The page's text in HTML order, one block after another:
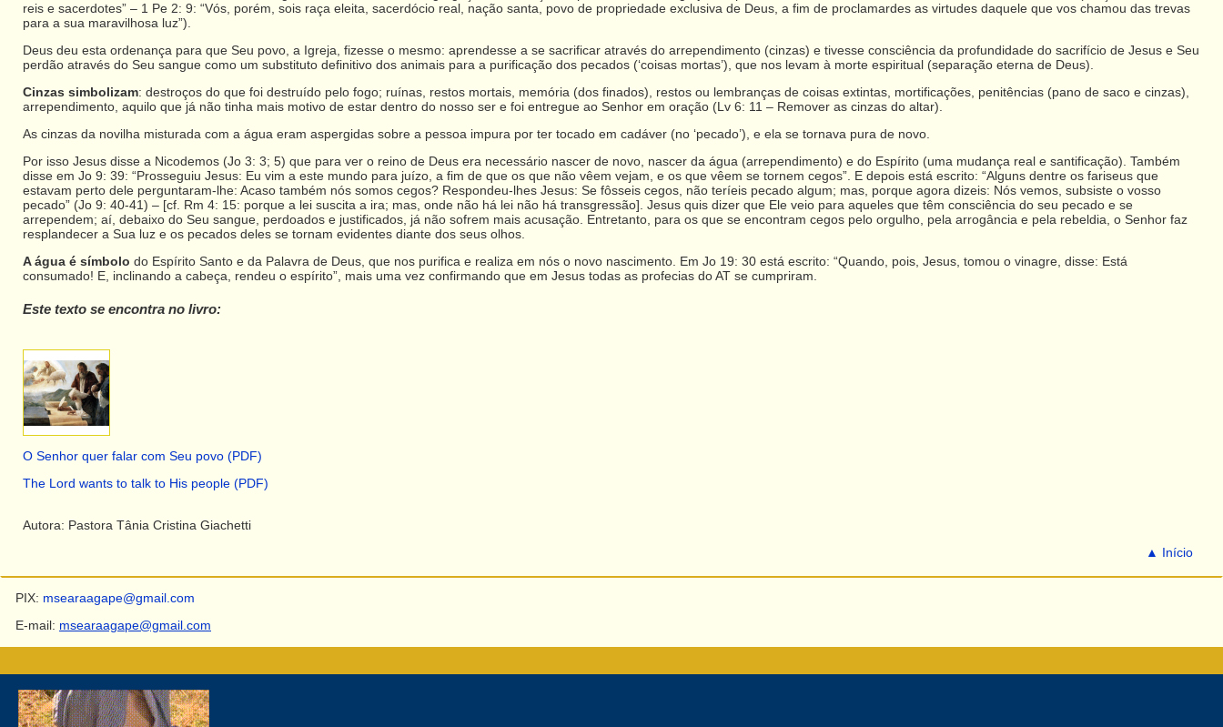
reis e sacerdotes” – 1 Pe 2: 9: “Vós, porém, sois raça eleita, sacerdócio real, nação santa, povo de propriedade exclusiva de Deus, a fim de proclamardes as virtudes daquele que vos chamou das trevas
para a sua maravilhosa luz”).
Deus deu esta ordenança para que Seu povo, a Igreja, fizesse o mesmo: aprendesse a se sacrificar através do arrependimento (cinzas) e tivesse consciência da profundidade do sacrifício de Jesus e Seu
perdão através do Seu sangue como um substituto definitivo dos animais para a purificação dos pecados (‘coisas mortas’), que nos levam à morte espiritual (separação eterna de Deus).
Cinzas simbolizam: destroços do que foi destruído pelo fogo; ruínas, restos mortais, memória (dos finados), restos ou lembranças de coisas extintas, mortificações, penitências (pano de saco e cinzas),
arrependimento, aquilo que já não tinha mais motivo de estar dentro do nosso ser e foi entregue ao Senhor em oração (Lv 6: 11 – Remover as cinzas do altar).
As cinzas da novilha misturada com a água eram aspergidas sobre a pessoa impura por ter tocado em cadáver (no ‘pecado’), e ela se tornava pura de novo.
Por isso Jesus disse a Nicodemos (Jo 3: 3; 5) que para ver o reino de Deus era necessário nascer de novo, nascer da água (arrependimento) e do Espírito (uma mudança real e santificação). Também
disse em Jo 9: 39: “Prosseguiu Jesus: Eu vim a este mundo para juízo, a fim de que os que não vêem vejam, e os que vêem se tornem cegos”. E depois está escrito: “Alguns dentre os fariseus que
estavam perto dele perguntaram-lhe: Acaso também nós somos cegos? Respondeu-lhes Jesus: Se fôsseis cegos, não teríeis pecado algum; mas, porque agora dizeis: Nós vemos, subsiste o vosso
pecado” (Jo 9: 40-41) – [cf. Rm 4: 15: porque a lei suscita a ira; mas, onde não há lei não há transgressão]. Jesus quis dizer que Ele veio para aqueles que têm consciência do seu pecado e se
arrependem; aí, debaixo do Seu sangue, perdoados e justificados, já não sofrem mais acusação. Entretanto, para os que se encontram cegos pelo orgulho, pela arrogância e pela rebeldia, o Senhor faz
resplandecer a Sua luz e os pecados deles se tornam evidentes diante dos seus olhos.
A água é símbolo do Espírito Santo e da Palavra de Deus, que nos purifica e realiza em nós o novo nascimento. Em Jo 19: 30 está escrito: “Quando, pois, Jesus, tomou o vinagre, disse: Está
consumado! E, inclinando a cabeça, rendeu o espírito”, mais uma vez confirmando que em Jesus todas as profecias do AT se cumpriram.
Este texto se encontra no livro:
O Senhor quer falar com Seu povo (PDF)
The Lord wants to talk to His people (PDF)
Autora: Pastora Tânia Cristina Giachetti
▲ Início
PIX: msearaagape@gmail.com
E-mail: msearaagape@gmail.com